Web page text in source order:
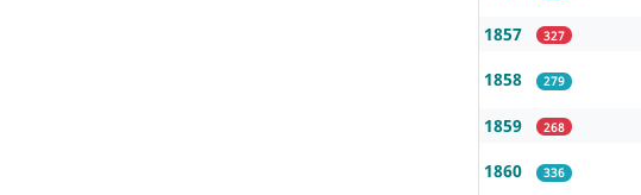
1857 327
1858 279
1859 268
1860 336